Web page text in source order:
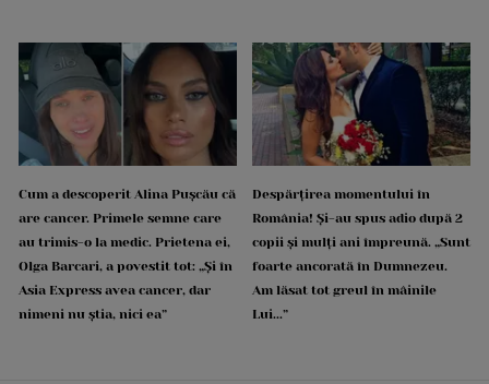
Cum a descoperit Alina Pușcău că
are cancer. Primele semne care
au trimis-o la medic. Prietena ei,
Olga Barcari, a povestit tot: „Și în
Asia Express avea cancer, dar
nimeni nu știa, nici ea”
Despărțirea momentului în
România! Și-au spus adio după 2
copii și mulți ani împreună. „Sunt
foarte ancorată în Dumnezeu.
Am lăsat tot greul în mâinile
Lui...”